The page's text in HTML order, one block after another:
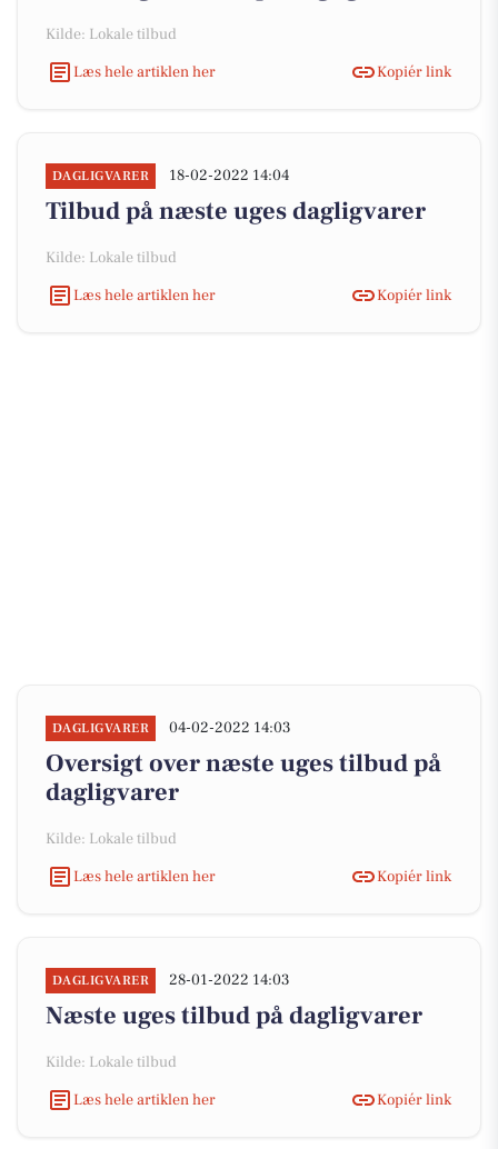
Kilde: Lokale tilbud
Læs hele artiklen her
Kopiér link
DAGLIGVARER 18-02-2022 14:04
Tilbud på næste uges dagligvarer
Kilde: Lokale tilbud
Læs hele artiklen her
Kopiér link
DAGLIGVARER 04-02-2022 14:03
Oversigt over næste uges tilbud på
dagligvarer
Kilde: Lokale tilbud
Læs hele artiklen her
Kopiér link
DAGLIGVARER 28-01-2022 14:03
Næste uges tilbud på dagligvarer
Kilde: Lokale tilbud
Læs hele artiklen her
Kopiér link